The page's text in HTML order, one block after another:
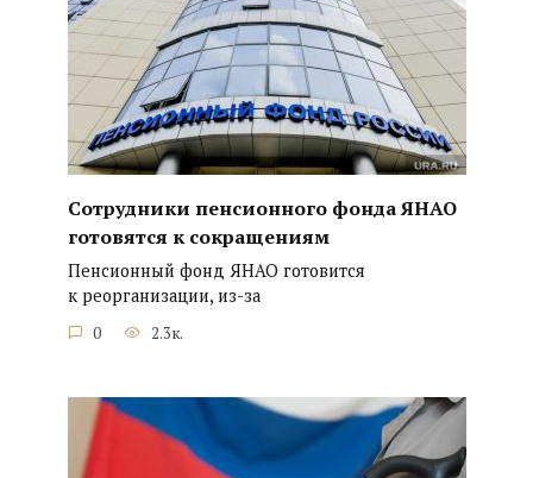
Сотрудники пенсионного фонда ЯНАО
готовятся к сокращениям
Пенсионный фонд ЯНАО готовится
к реорганизации, из-за
0 2.3к.